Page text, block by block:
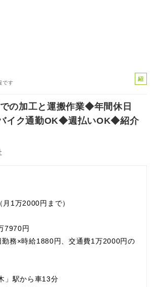
です
紹
の加工と運搬作業◆年間休日
イク通勤OK◆週払いOK◆紹介
1万2000円まで）
7970円
勤務×時給1880円、交通費1万2000円の
」駅から車13分